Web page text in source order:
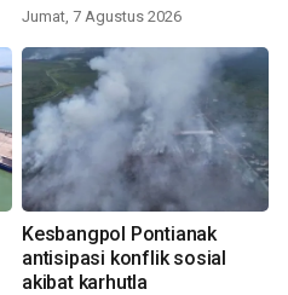
Jumat, 7 Agustus 2026
Kesbangpol Pontianak
antisipasi konflik sosial
akibat karhutla